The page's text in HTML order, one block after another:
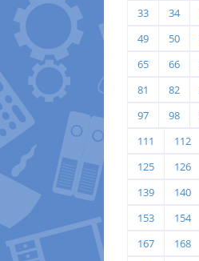
33
34
49
50
65
66
81
82
97
98
111
112
125
126
139
140
153
154
167
168